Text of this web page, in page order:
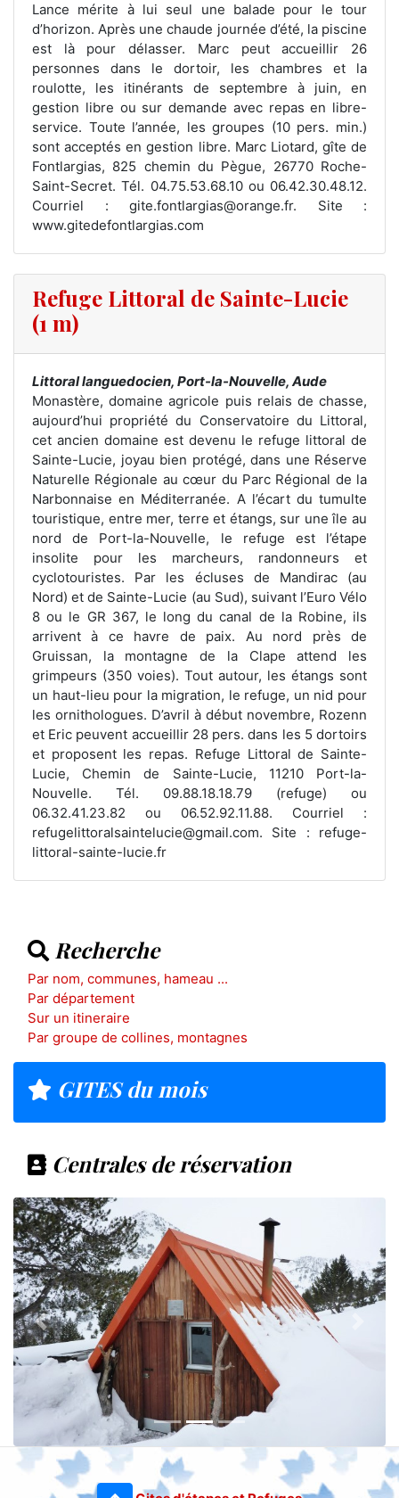
Lance mérite à lui seul une balade pour le tour
d’horizon. Après une chaude journée d’été, la piscine
est là pour délasser. Marc peut accueillir 26
personnes dans le dortoir, les chambres et la
roulotte, les itinérants de septembre à juin, en
gestion libre ou sur demande avec repas en libre-
service. Toute l’année, les groupes (10 pers. min.)
sont acceptés en gestion libre. Marc Liotard, gîte de
Fontlargias, 825 chemin du Pègue, 26770 Roche-
Saint-Secret. Tél. 04.75.53.68.10 ou 06.42.30.48.12.
Courriel : gite.fontlargias@orange.fr. Site :
www.gitedefontlargias.com
Refuge Littoral de Sainte-Lucie
(1 m)
Littoral languedocien, Port-la-Nouvelle, Aude
Monastère, domaine agricole puis relais de chasse,
aujourd’hui propriété du Conservatoire du Littoral,
cet ancien domaine est devenu le refuge littoral de
Sainte-Lucie, joyau bien protégé, dans une Réserve
Naturelle Régionale au cœur du Parc Régional de la
Narbonnaise en Méditerranée. A l’écart du tumulte
touristique, entre mer, terre et étangs, sur une île au
nord de Port-la-Nouvelle, le refuge est l’étape
insolite pour les marcheurs, randonneurs et
cyclotouristes. Par les écluses de Mandirac (au
Nord) et de Sainte-Lucie (au Sud), suivant l’Euro Vélo
8 ou le GR 367, le long du canal de la Robine, ils
arrivent à ce havre de paix. Au nord près de
Gruissan, la montagne de la Clape attend les
grimpeurs (350 voies). Tout autour, les étangs sont
un haut-lieu pour la migration, le refuge, un nid pour
les ornithologues. D’avril à début novembre, Rozenn
et Eric peuvent accueillir 28 pers. dans les 5 dortoirs
et proposent les repas. Refuge Littoral de Sainte-
Lucie, Chemin de Sainte-Lucie, 11210 Port-la-
Nouvelle. Tél. 09.88.18.18.79 (refuge) ou
06.32.41.23.82 ou 06.52.92.11.88. Courriel :
refugelittoralsaintelucie@gmail.com. Site : refuge-
littoral-sainte-lucie.fr
Recherche
Par nom, communes, hameau ...
Par département
Sur un itineraire
Par groupe de collines, montagnes
GITES du mois
Centrales de réservation